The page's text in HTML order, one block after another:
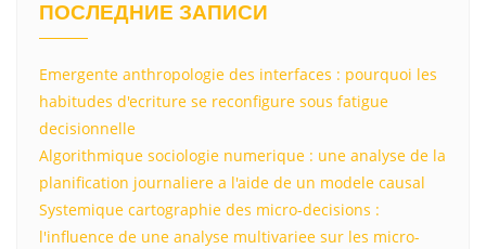
ПОСЛЕДНИЕ ЗАПИСИ
Emergente anthropologie des interfaces : pourquoi les
habitudes d'ecriture se reconfigure sous fatigue
decisionnelle
Algorithmique sociologie numerique : une analyse de la
planification journaliere a l'aide de un modele causal
Systemique cartographie des micro-decisions :
l'influence de une analyse multivariee sur les micro-